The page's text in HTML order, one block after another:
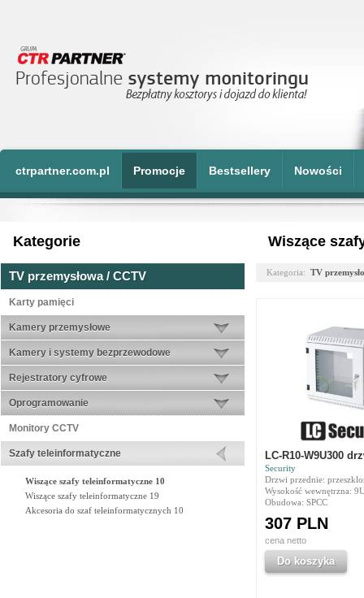
ctrpartner.com.pl Promocje Bestsellery Nowości
Kategorie
TV przemysłowa / CCTV
Karty pamięci
Kamery przemysłowe
Kamery i systemy bezprzewodowe
Rejestratory cyfrowe
Oprogramowanie
Monitory CCTV
Szafy teleinformatyczne
Wiszące szafy teleinformatyczne 10
Wiszące szafy teleinformatyczne 19
Akcesoria do szaf teleinformatycznych 10
Wiszące
Kategoria: TV
LC-R10-W9U300
Security
Drzwi przednie:
Wysokość wewnętrzna:
Obudowa: SPCC
307 PLN
cena netto
Do koszyka